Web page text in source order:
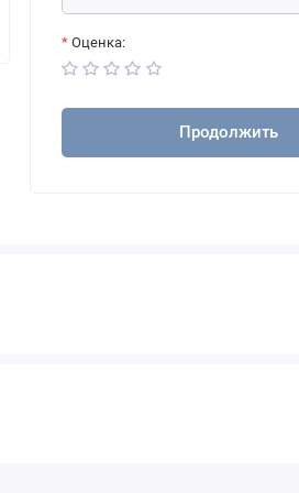
Оценка:
Продолжить